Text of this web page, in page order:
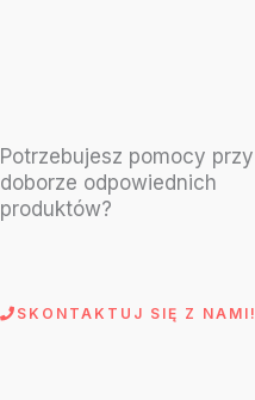
Potrzebujesz pomocy przy
doborze odpowiednich
produktów?
SKONTAKTUJ SIĘ Z NAMI!